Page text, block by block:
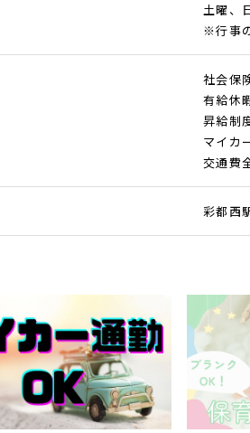
土曜、
※行事
社会保
有給休
昇給制
マイカ
交通費
彩都西